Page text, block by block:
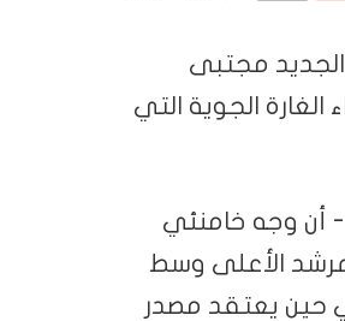
الجديد مجتبى
الجوية التي
أن وجه خامنئي
الأعلى وسط
حين يعتقد مصدر